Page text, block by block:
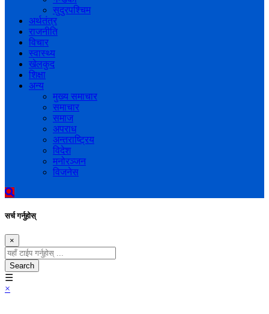
सुदुरपश्चिम
अर्थतंत्र
राजनीति
विचार
स्वास्थ्य
खेलकुद
शिक्षा
अन्य
मुख्य समाचार
समाचार
समाज
अपराध
अन्तराष्ट्रिय
विदेश
मनोरञ्जन
विजनेस
सर्च गर्नुहोस्
×
Search
☰
×